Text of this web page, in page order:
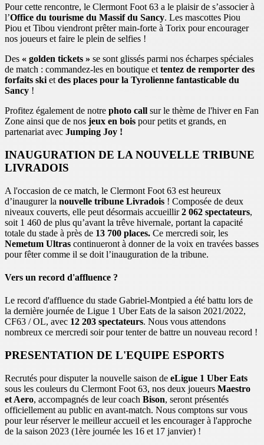
Pour cette rencontre, le Clermont Foot 63 a le plaisir de s’associer à
l’Office du tourisme du Massif du Sancy. Les mascottes Piou
Piou et Tibou viendront prêter main-forte à Torix pour encourager
nos joueurs et faire le plein de selfies !
Des « golden tickets » se sont glissés parmi nos écharpes spéciales
de match : commandez-les en boutique et tentez de remporter des
forfaits ski et des places pour la Tyrolienne fantasticable du
Sancy !
Profitez également de notre photo call sur le thème de l'hiver en Fan
Zone ainsi que de nos jeux en bois pour petits et grands, en
partenariat avec Jumping Joy !
INAUGURATION DE LA NOUVELLE TRIBUNE
LIVRADOIS
A l'occasion de ce match, le Clermont Foot 63 est heureux
d’inaugurer la nouvelle tribune Livradois ! Composée de deux
niveaux couverts, elle peut désormais accueillir2 062 spectateurs,
soit 1 460 de plus qu’avant la trêve hivernale, portant la capacité
totale du stade à près de 13 700 places. Ce mercredi soir, les
Nemetum Ultras continueront à donner de la voix en travées basses
pour fêter comme il se doit l’inauguration de la tribune.
Vers un record d'affluence ?
Le record d'affluence du stade Gabriel-Montpied a été battu lors de
la dernière journée de Ligue 1 Uber Eats de la saison 2021/2022,
CF63 / OL, avec 12 203 spectateurs. Nous vous attendons
nombreux ce mercredi soir pour tenter de battre un nouveau record !
PRESENTATION DE L'EQUIPE ESPORTS
Recrutés pour disputer la nouvelle saison de eLigue 1 Uber Eats
sous les couleurs du Clermont Foot 63, nos deux joueurs Maestro
et Aero, accompagnés de leur coach Bison, seront présentés
officiellement au public en avant-match. Nous comptons sur vous
pour leur réserver le meilleur accueil et les encourager à l'approche
de la saison 2023 (1ère journée les 16 et 17 janvier) !